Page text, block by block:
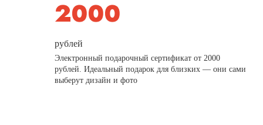
рублей
Электронный подарочный сертификат от 2000
рублей. Идеальный подарок для близких — они сами
выберут дизайн и фото